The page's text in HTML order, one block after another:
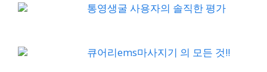
통영생굴 사용자의 솔직한 평가
큐어리ems마사지기 의 모든 것!!